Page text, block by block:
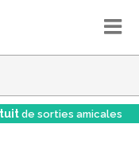
de sorties amicales